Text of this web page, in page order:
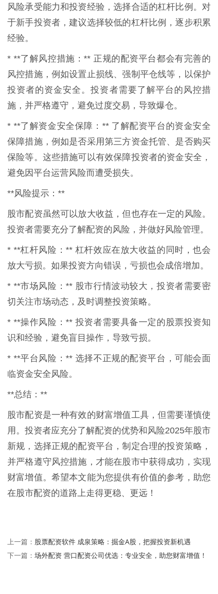
风险承受能力和投资经验，选择合适的杠杆比例。对
于新手投资者，建议选择较低的杠杆比例，逐步积累
经验。
* **了解风控措施：** 正规的配资平台都会有完善的
风控措施，例如设置止损线、强制平仓线等，以保护
投资者的资金安全。投资者需要了解平台的风控措
施，并严格遵守，避免过度交易，导致爆仓。
* **了解资金安全保障：** 了解配资平台的资金安全
保障措施，例如是否采用第三方资金托管、是否购买
保险等。这些措施可以有效保障投资者的资金安全，
避免因平台运营风险而遭受损失。
**风险提示：**
股市配资虽然可以放大收益，但也存在一定的风险。
投资者需要充分了解配资的风险，并做好风险管理。
* **杠杆风险：** 杠杆效应在放大收益的同时，也会
放大亏损。如果投资方向错误，亏损也会成倍增加。
* **市场风险：** 股市行情波动较大，投资者需要密
切关注市场动态，及时调整投资策略。
* **操作风险：** 投资者需要具备一定的股票投资知
识和经验，避免盲目操作，导致亏损。
* **平台风险：** 选择不正规的配资平台，可能会面
临资金安全风险。
**总结：**
股市配资是一种有效的财富增值工具，但需要谨慎使
用。投资者应充分了解配资的优势和风险2025年股市
新规，选择正规的配资平台，制定合理的投资策略，
并严格遵守风控措施，才能在股市中获得成功，实现
财富增值。希望本文能为您提供有价值的参考，助您
在股市配资的道路上走得更稳、更远！
上一篇： 股票配资软件 成泉策略：掘金A股，把握投资新机遇
下一篇： 场外配资 营口配资公司优选：专业安全，助您财富增值！